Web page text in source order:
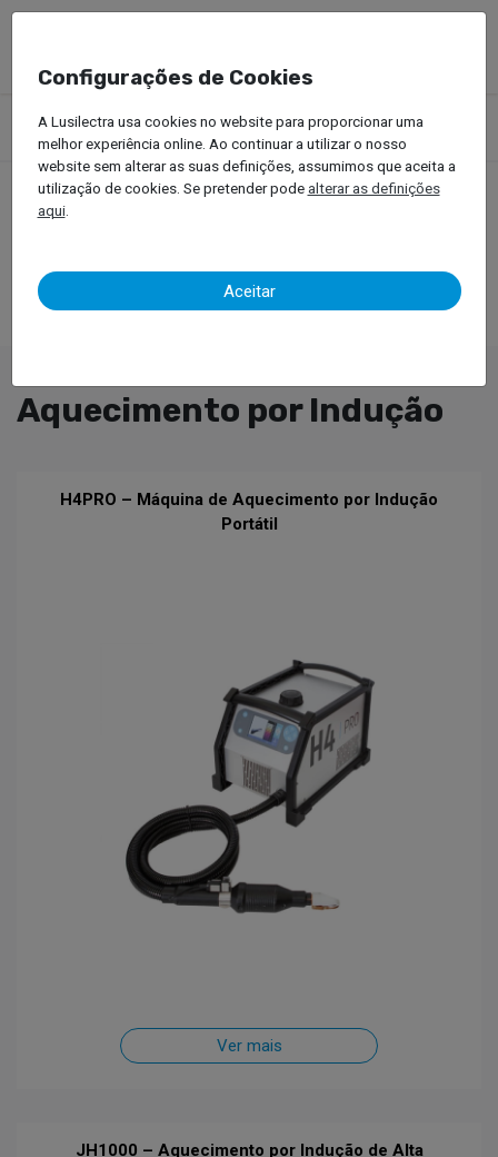
Produtos Equipamentos Oficinais
Soldar, Rebitar e Indução
Aquecimento por Indução
Aquecimento por Indução
H4PRO – Máquina de Aquecimento por Indução
Portátil
Ver mais
JH1000 – Aquecimento por Indução de Alta
Configurações de Cookies
A Lusilectra usa cookies no website para proporcionar uma
melhor experiência online. Ao continuar a utilizar o nosso
website sem alterar as suas definições, assumimos que aceita a
utilização de cookies. Se pretender podealterar as definições
aqui.
Aceitar